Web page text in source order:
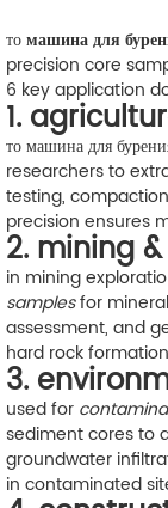
томашина для
precision core
6 key application
1.
то машина для
researchers to
testing,
precision ensures
2. mining
in mining
samplesfor
assessment, and
hard rock
3.
used for
sediment cores to
groundwater
in contaminated